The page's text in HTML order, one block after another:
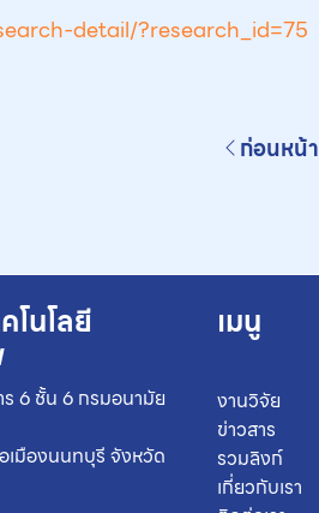
detail/?research_id=75
ก่อนหน้า
โนโลยี
6 ชั้น 6 กรมอนามัย
มืองนนทบุรี จังหวัด
เมนู
งานวิจัย
ข่าวสาร
รวมลิงก์
เกี่ยวกับเรา